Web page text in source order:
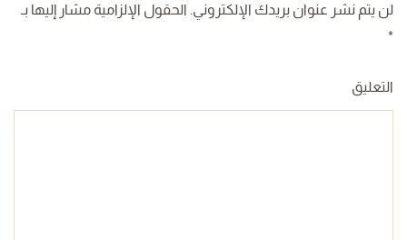
لن يتم نشر عنوان بريدك الإلكتروني. الحقول الإلزامية مشار إليها بـ
*
التعليق